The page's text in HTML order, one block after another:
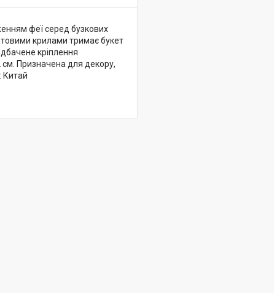
феї серед бузкових
крилами тримає букет
кріплення
см. Призначена для декору,
Китай